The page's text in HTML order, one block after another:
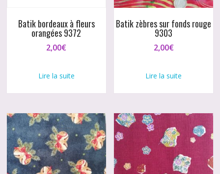
Batik bordeaux à fleurs
orangées 9372
2,00€
Lire la suite
Batik zèbres sur fonds rouge
9303
2,00€
Lire la suite